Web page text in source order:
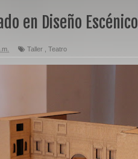
en Diseño Escénico
Taller Teatro